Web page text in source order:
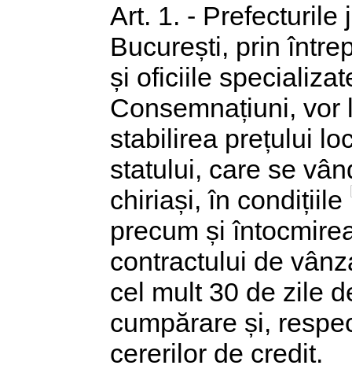
Art. 1. - Prefecturile
București, prin
și oficiile
Consemnațiuni, vor
stabilirea prețului
statului, care se
chiriași, în condițiile
precum și
contractului de
cel mult 30 de zile
cumpărare și,
cererilor de credit.